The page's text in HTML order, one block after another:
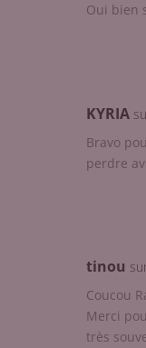
Oui bien
KYRIA
Bravo
perdre
tinou
Coucou
Merci
très